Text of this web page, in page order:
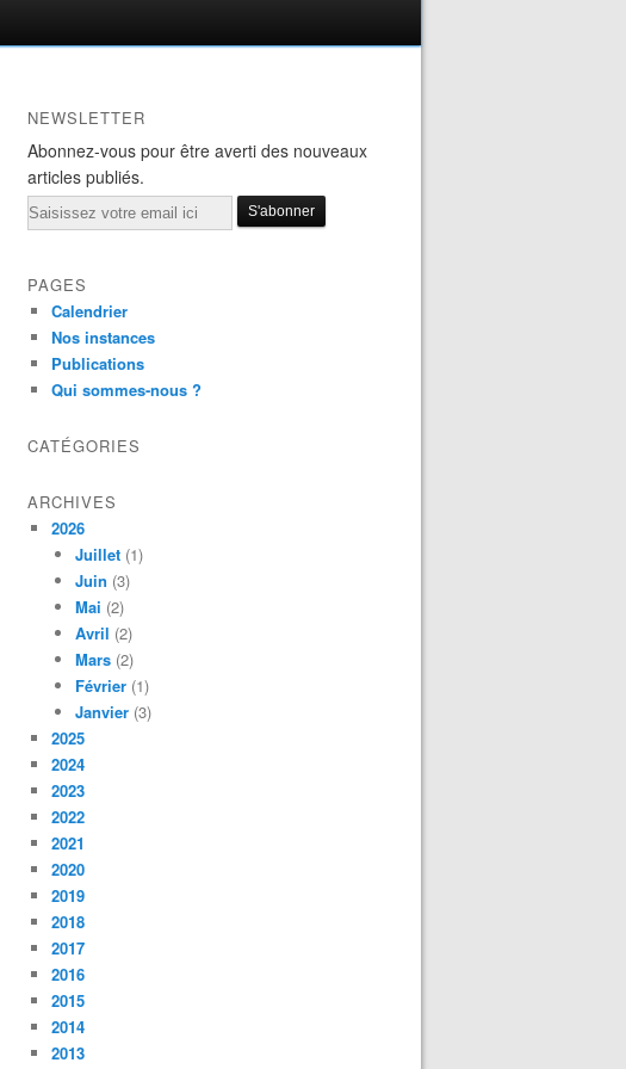
NEWSLETTER
Abonnez-vous pour être averti des nouveaux
articles publiés.
Email
PAGES
Calendrier
Nos instances
Publications
Qui sommes-nous ?
CATÉGORIES
ARCHIVES
2026
Juillet (1)
Juin (3)
Mai (2)
Avril (2)
Mars (2)
Février (1)
Janvier (3)
2025
2024
2023
2022
2021
2020
2019
2018
2017
2016
2015
2014
2013